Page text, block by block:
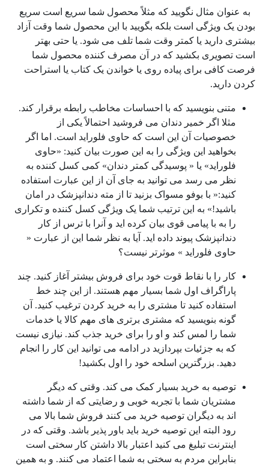
به عنوان مثال نگویید که مثلاً محصول شما سریع است سریع
بودن یک ویژگی است بلکه بگویید با این محصول شما وقت آزاد
بیشتری دارید یا کمتر وقت شما تلف می شود. یا حتی بهتر
است تصویری بکشید که در آن مصرف کننده محصول شما
فرصت کافی برای پیاده روی یا خواندن یک کتاب یا استراحت
کردن دارید.
متنی بنویسید که با احساسات مخاطب رابطه برقرار کند.
مثلا اگر خمیر دندان می فروشید احتمالاً یکی از
خصوصیات آن این است که حاوی فلوراید است. اما اگر
بخواهید این ویژگی را به این صورت بیان کنید: «حاوی
فلوراید» یا « پوسیدگی کمتر دندان» کمی کسل کننده به
نظر می رسد می توانید به جای آن از این عبارت استفاده
کنید:« با بوفو مسواک بزنید تا از مته دندانپزشک در امان
باشید!» به این ترتیب شما یک ویژگی کسل کننده و تکراری
را به با پیامی قوی بیان کرده اید و آنرا با ترس از کار
دندانپزشک پیوند داده اید. آیا به نظر شما این از عبارت «
حاوی فلوراید » موثرتر نیست؟
کار را با نقاط قوت خود برای فروش بیشتر آغاز کنید. چند
پاراگراف اول شما بسیار مهم هستند. از این چند خط
استفاده کنید تا مشتری را به خرید کردن ترغیب کنید. آن
گونه بنویسید که مشتری برتری های مهم کالا یا خدمات
شما را لمس کند و او را برای خرید جذب کند. نیازی نیست
که به جزئیات بپردازید در ادامه می توانید این کار را انجام
دهید. بزرگترین اسلحه خود را اول بکشید!
توصیه به خرید بسیار کمک می کند. وقتی که دیگر
مشتریان شما با تجربه خوبی و رضایتی که از شما داشته
اند به دیگران توصیه خرید می کنند فروش شما بالا می
رود البته این توصیه خرید باید باور پذیر باشد. وقتی که در
اینترنت تبلیغ می کنید اعتبار بالا داشتن کار سختی است
بنابراین مردم به سختی به شما اعتماد می کنند. و به همین